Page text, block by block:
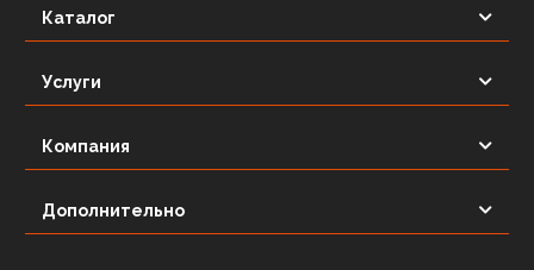
Каталог
Услуги
Компания
Дополнительно